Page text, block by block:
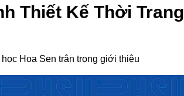
Thiết Kế Thời Trang
học Hoa Sen trân trọng giới thiệu